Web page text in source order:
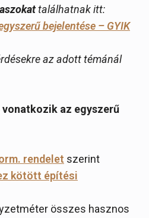
találhatnak itt:
bejelentése – GYIK
az adott témánál
az egyszerű
rendelet szerint
kötött építési
összes hasznos